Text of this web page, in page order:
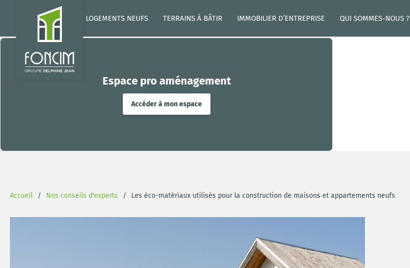
LOGEMENTS NEUFS TERRAINS À BÂTIR IMMOBILIER D’ENTREPRISE QUI SOMMES-NOUS ?
Espace pro aménagement
Accéder à mon espace
Accueil Nos conseils d'experts Les éco-matériaux utilisés pour la construction de maisons et appartements neufs